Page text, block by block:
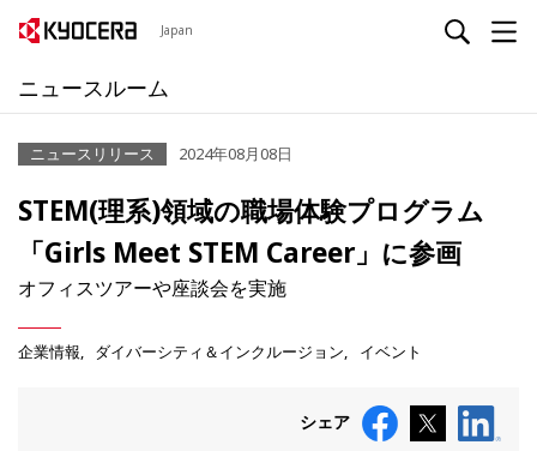
Japan
ニュースルーム
ニュースリリース 2024年08月08日
STEM(理系)領域の職場体験プログラム
「Girls Meet STEM Career」に参画
オフィスツアーや座談会を実施
企業情報 ダイバーシティ＆インクルージョン イベント
シェア